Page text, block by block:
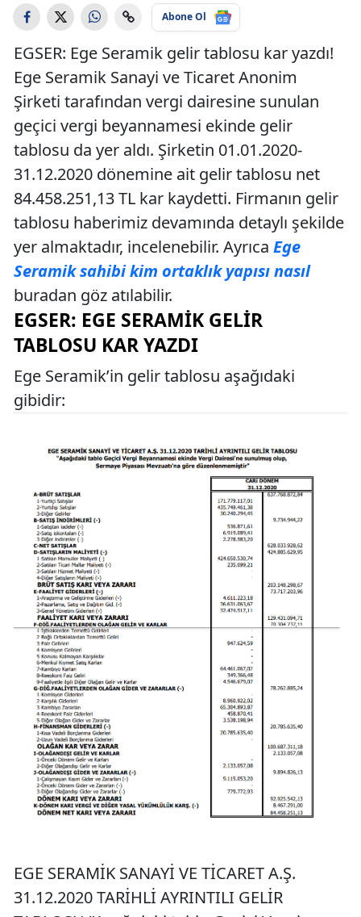
Abone Ol
EGSER: Ege Seramik gelir tablosu kar yazdı!
Ege Seramik Sanayi ve Ticaret Anonim
Şirketi tarafından vergi dairesine sunulan
geçici vergi beyannamesi ekinde gelir
tablosu da yer aldı. Şirketin 01.01.2020-
31.12.2020 dönemine ait gelir tablosu net
84.458.251,13 TL kar kaydetti. Firmanın gelir
tablosu haberimiz devamında detaylı şekilde
yer almaktadır, incelenebilir. Ayrıca Ege
Seramik sahibi kim ortaklık yapısı nasıl
buradan göz atılabilir.
EGSER: EGE SERAMIK GELIR
TABLOSU KAR YAZDI
Ege Seramik’in gelir tablosu aşağıdaki
gibidir:
EGE SERAMİK SANAYİ VE TİCARET A.Ş.
31.12.2020 TARİHLİ AYRINTILI GELİR